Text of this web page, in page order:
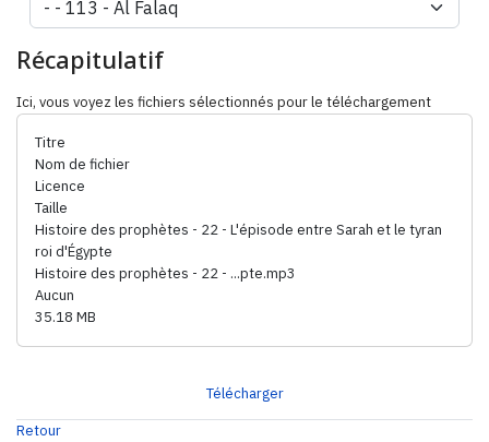
Récapitulatif
Ici, vous voyez les fichiers sélectionnés pour le téléchargement
Titre
Nom de fichier
Licence
Taille
Histoire des prophètes - 22 - L'épisode entre Sarah et le tyran
roi d'Égypte
Histoire des prophètes - 22 - ...pte.mp3
Aucun
35.18 MB
Télécharger
Retour